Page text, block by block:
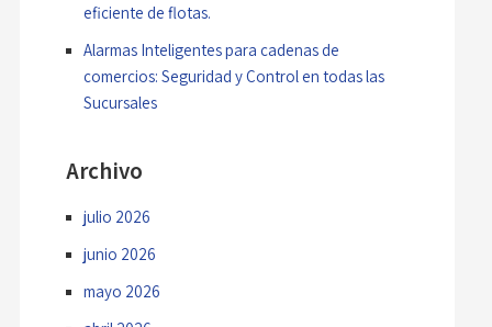
eficiente de flotas.
Alarmas Inteligentes para cadenas de
comercios: Seguridad y Control en todas las
Sucursales
Archivo
julio 2026
junio 2026
mayo 2026